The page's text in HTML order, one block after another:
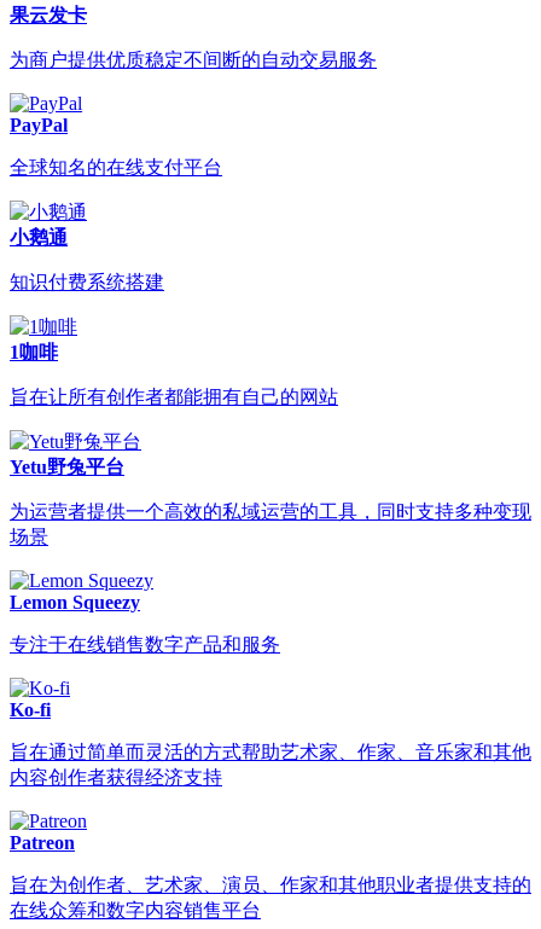
果云发卡
为商户提供优质稳定不间断的自动交易服务
PayPal
全球知名的在线支付平台
小鹅通
知识付费系统搭建
1咖啡
旨在让所有创作者都能拥有自己的网站
Yetu野兔平台
为运营者提供一个高效的私域运营的工具，同时支持多种变现
场景
Lemon Squeezy
专注于在线销售数字产品和服务
Ko-fi
旨在通过简单而灵活的方式帮助艺术家、作家、音乐家和其他
内容创作者获得经济支持
Patreon
旨在为创作者、艺术家、演员、作家和其他职业者提供支持的
在线众筹和数字内容销售平台